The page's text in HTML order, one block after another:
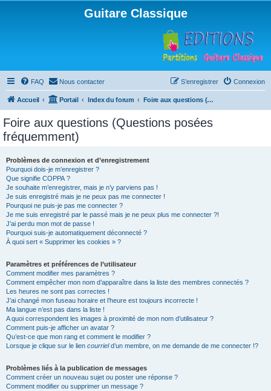
Guitare Classique
FAQ Nous contacter Connexion
S’enregistrer
Accueil Portail Index du forum Foire aux questions (Questions posées fréquemment)
Foire aux questions (Questions posées
fréquemment)
Problèmes de connexion et d’enregistrement
Pourquoi dois-je m’enregistrer ?
Que signifie COPPA ?
Je souhaite m’enregistrer, mais je n’y parviens pas !
Je suis enregistré mais je ne peux pas me connecter !
Pourquoi ne puis-je pas me connecter ?
Je me suis enregistré par le passé mais je ne peux plus me connecter ?!
J’ai perdu mon mot de passe !
Pourquoi suis-je automatiquement déconnecté ?
À quoi sert « Supprimer les cookies » ?
Paramètres et préférences de l’utilisateur
Comment modifier mes paramètres ?
Comment empêcher mon nom d’apparaître dans la liste des membres connectés ?
Les heures ne sont pas correctes !
J’ai changé mon fuseau horaire et l’heure est toujours incorrecte !
Ma langue n’est pas dans la liste !
A quoi correspondent les images à proximité de mon nom d’utilisateur ?
Comment puis-je afficher un avatar ?
Qu’est-ce que mon rang et comment le modifier ?
Lorsque je clique sur le lien courrield’un membre, on me demande de me connecter !?
Problèmes liés à la publication de messages
Comment créer un nouveau sujet ou poster une réponse ?
Comment modifier ou supprimer un message ?